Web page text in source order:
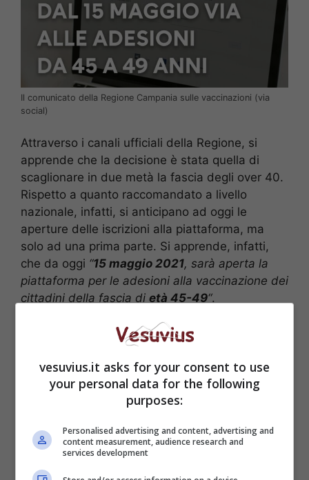
Il comunicato della Regione Campania sulle vaccinazioni (via
social)
Attraverso i canali ufficiali della Regione, si
apprende che la decisione è stata quella di
scaglionare in due metà la fascia degli over 40.
Rispetto a quanto raccomandato a livello
nazionale, infatti, si anticipano ad oggi le
aperture delle iscrizioni alla piattaforma, ma
solo ad una prima parte. Si apprende, infatti,
che da oggi “15 maggio 2021, sarà aperta la
piattaforma per le adesioni alla vaccinazione dei
cittadini della fascia di età 45-49“.
LEGGI ANCHE >>>Coronavirus Campania, il
bollettino Regione di oggi 14 maggio
vesuvius.it asks for your consent to use
your personal data for the following
purposes:
Personalised advertising and content, advertising and
content measurement, audience research and
services development